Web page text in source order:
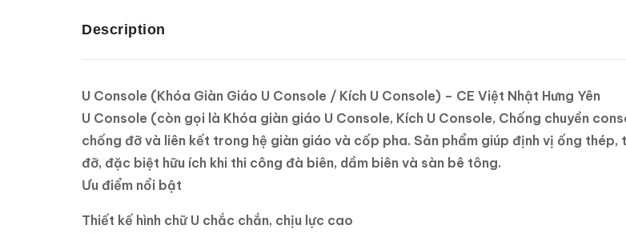
Description
U Console (Khóa Giàn Giáo U Console / Kích U Console) – CE Việt Nhật Hưng Yên
U Console (còn gọi là Khóa giàn giáo U Console, Kích U Console, Chống chuyền
chống đỡ và liên kết trong hệ giàn giáo và cốp pha. Sản phẩm giúp định vị ống
đỡ, đặc biệt hữu ích khi thi công đà biên, dầm biên và sàn bê tông.
Ưu điểm nổi bật
Thiết kế hình chữ U chắc chắn, chịu lực cao